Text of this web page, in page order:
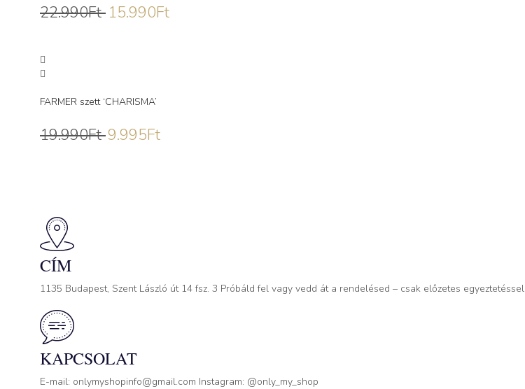
22.990Ft 15.990Ft
FARMER szett ‘CHARISMA’
19.990Ft 9.995Ft
CÍM
1135 Budapest, Szent László út 14 fsz. 3 Próbáld fel vagy vedd át a rendelésed – csak előzetes egyeztetéssel
KAPCSOLAT
E-mail: onlymyshopinfo@gmail.com Instagram: @only_my_shop